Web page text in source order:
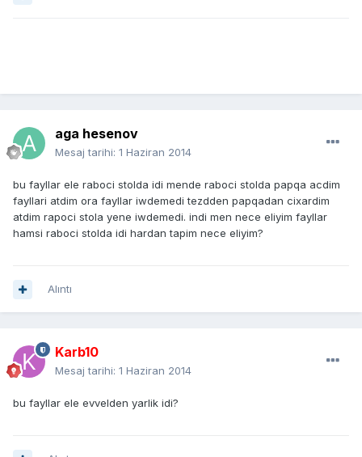
aga hesenov
Mesaj tarihi: 1 Haziran 2014
bu fayllar ele raboci stolda idi mende raboci stolda papqa acdim
fayllari atdim ora fayllar iwdemedi tezdden papqadan cixardim
atdim rapoci stola yene iwdemedi. indi men nece eliyim fayllar
hamsi raboci stolda idi hardan tapim nece eliyim?
Alıntı
Karb10
Mesaj tarihi: 1 Haziran 2014
bu fayllar ele evvelden yarlik idi?